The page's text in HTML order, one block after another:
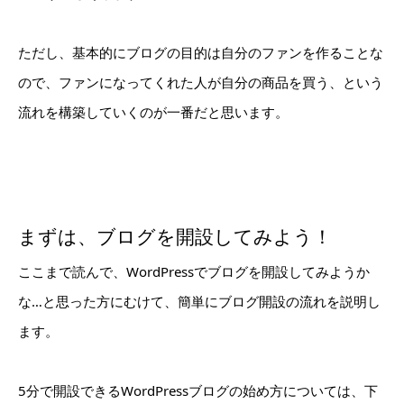
ただし、基本的にブログの目的は自分のファンを作ることな
ので、ファンになってくれた人が自分の商品を買う、という
流れを構築していくのが一番だと思います。
まずは、ブログを開設してみよう！
ここまで読んで、WordPressでブログを開設してみようか
な…と思った方にむけて、簡単にブログ開設の流れを説明し
ます。
5分で開設できるWordPressブログの始め方については、下